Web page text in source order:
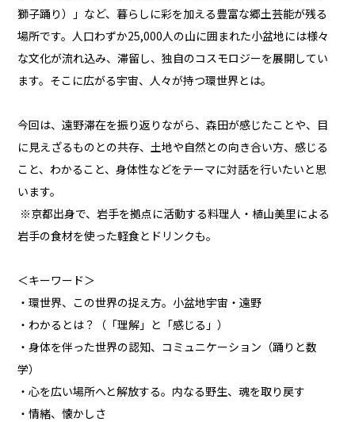
獅子踊り）」など、暮らしに彩を加える豊富な郷土芸能が残る
場所です。人口わずか25,000人の山に囲まれた小盆地には様々
な文化が流れ込み、滞留し、独自のコスモロジーを展開してい
ます。そこに広がる宇宙、人々が持つ環世界とは。
今回は、遠野滞在を振り返りながら、森田が感じたことや、目
に見えざるものとの共存、土地や自然との向き合い方、感じる
こと、わかること、身体性などをテーマに対話を行いたいと思
います。
※京都出身で、岩手を拠点に活動する料理人・植山美里による
岩手の食材を使った軽食とドリンクも。
＜キーワード＞
・環世界、この世界の捉え方。小盆地宇宙・遠野
・わかるとは？（「理解」と「感じる」）
・身体を伴った世界の認知、コミュニケーション（踊りと数
学）
・心を広い場所へと解放する。内なる野生、魂を取り戻す
・情緒、懐かしさ